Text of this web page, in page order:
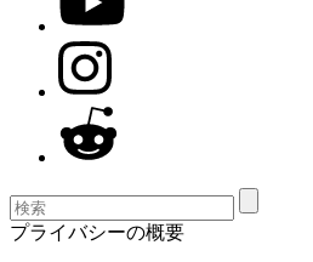
プライバシーの概要